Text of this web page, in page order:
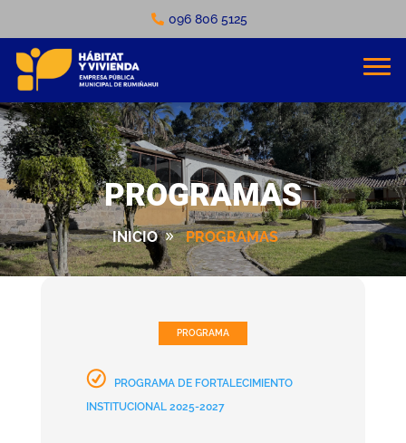
096 806 5125
PROGRAMAS
INICIO PROGRAMAS
PROGRAMA
PROGRAMA DE FORTALECIMIENTO
INSTITUCIONAL 2025-2027